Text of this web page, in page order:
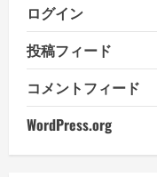
ログイン
投稿フィード
コメントフィード
WordPress.org